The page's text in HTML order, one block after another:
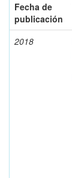
Fecha de
publicación
2018